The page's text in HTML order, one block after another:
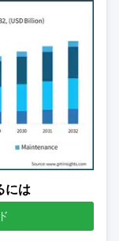
には